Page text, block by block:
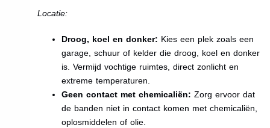
Locatie:
Droog, koel en donker: Kies een plek zoals een
garage, schuur of kelder die droog, koel en donker
is. Vermijd vochtige ruimtes, direct zonlicht en
extreme temperaturen.
Geen contact met chemicaliën: Zorg ervoor dat
de banden niet in contact komen met chemicaliën,
oplosmiddelen of olie.